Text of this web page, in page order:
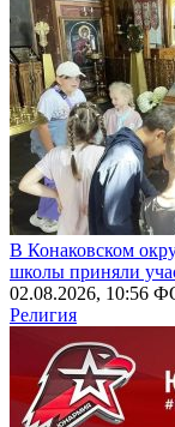
В Конаковском
школы приняли
02.08.2026, 10:56
Религия